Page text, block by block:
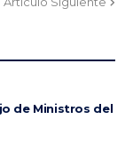
de Ministros del